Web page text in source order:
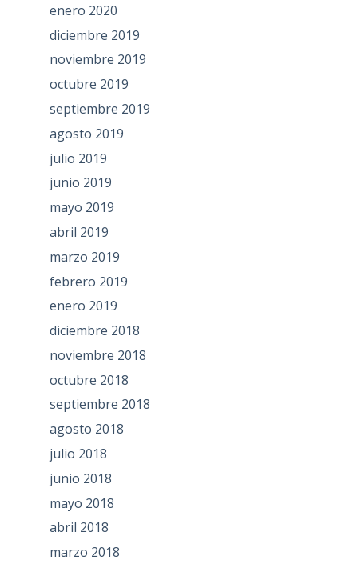
enero 2020
diciembre 2019
noviembre 2019
octubre 2019
septiembre 2019
agosto 2019
julio 2019
junio 2019
mayo 2019
abril 2019
marzo 2019
febrero 2019
enero 2019
diciembre 2018
noviembre 2018
octubre 2018
septiembre 2018
agosto 2018
julio 2018
junio 2018
mayo 2018
abril 2018
marzo 2018